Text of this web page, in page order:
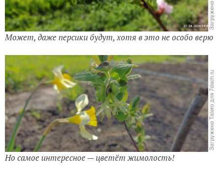
Может, даже персики будут, хотя в это не особо верю
Но самое интересное — цветёт жимолость!